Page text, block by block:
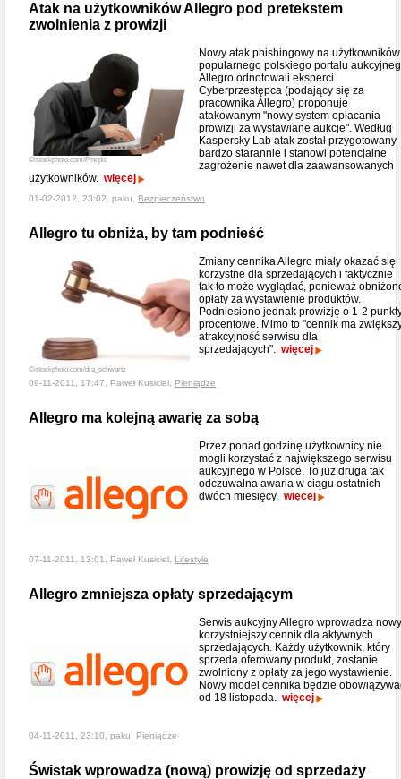
Atak na użytkowników Allegro pod pretekstem
zwolnienia z prowizji
©istockphoto.com/Pinopic
Nowy atak phishingowy na użytkowników
popularnego polskiego portalu
Allegro odnotowali eksperci.
Cyberprzestępca (podający się za
pracownika Allegro) proponuje
atakowanym "nowy system opłacania
prowizji za wystawiane aukcje". Według
Kaspersky Lab atak został przygotowany
bardzo starannie i stanowi potencjalne
zagrożenie nawet dla zaawansowanych
użytkowników. więcej
01-02-2012, 23:02, paku, Bezpieczeństwo
Allegro tu obniża, by tam podnieść
©istockphoto.com/dra_schwartz
Zmiany cennika Allegro miały okazać się
korzystne dla sprzedających i faktycznie
tak to może wyglądać, ponieważ
opłaty za wystawienie produktów.
Podniesiono jednak prowizję o 1-2
procentowe. Mimo to "cennik ma
atrakcyjność serwisu dla
sprzedających". więcej
09-11-2011, 17:47, Paweł Kusiciel, Pieniądze
Allegro ma kolejną awarię za sobą
Przez ponad godzinę użytkownicy nie
mogli korzystać z największego serwisu
aukcyjnego w Polsce. To już druga tak
odczuwalna awaria w ciągu ostatnich
dwóch miesięcy. więcej
07-11-2011, 13:01, Paweł Kusiciel, Lifestyle
Allegro zmniejsza opłaty sprzedającym
Serwis aukcyjny Allegro wprowadza
korzystniejszy cennik dla aktywnych
sprzedających. Każdy użytkownik, który
sprzeda oferowany produkt, zostanie
zwolniony z opłaty za jego wystawienie.
Nowy model cennika będzie
od 18 listopada. więcej
04-11-2011, 23:10, paku, Pieniądze
Świstak wprowadza (nową) prowizję od sprzedaży